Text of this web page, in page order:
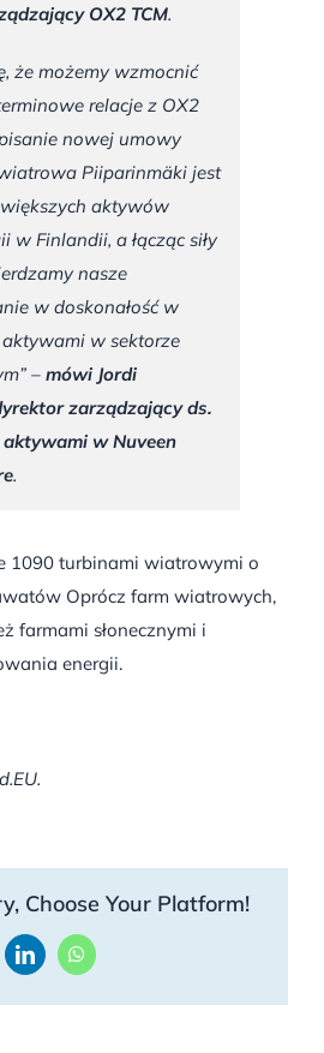
OX2 TCM.
że możemy wzmocnić
relacje z OX2
nowej umowy
Piiparinmäki jest
aktywów
w Finlandii, a łącząc siły
nasze
w doskonałość w
w sektorze
– mówi Jordi
zarządzający ds.
w Nuveen
.
1090 turbinami wiatrowymi o
Oprócz farm wiatrowych,
farmami słonecznymi i
energii.
Choose Your Platform!
LinkedInWhatsApp